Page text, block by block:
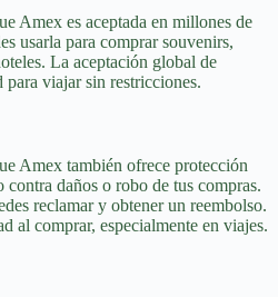
Amex es aceptada en millones de
usarla para comprar souvenirs,
La aceptación global de
viajar sin restricciones.
Amex también ofrece protección
contra daños o robo de tus compras.
reclamar y obtener un reembolso.
al comprar, especialmente en viajes.